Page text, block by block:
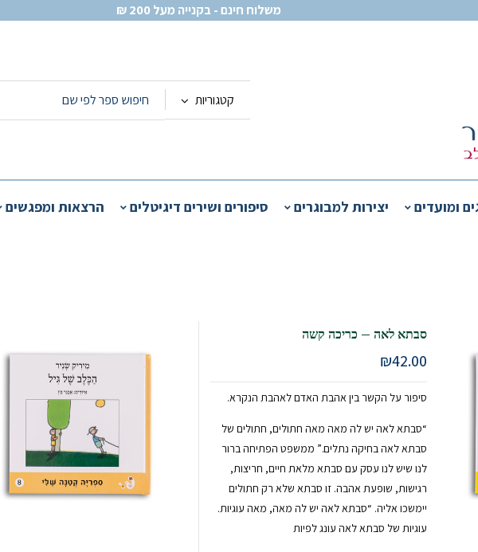
משלוח חינם - בקנייה מעל 200 ₪
קטגוריות
ומועדים יצירות למבוגרים סיפורים ושירים דיגיטלים הרצאות ומפגשים
סבתא לאה – כריכה קשה
₪42.00
סיפור על הקשר בין אהבת האדם לאהבת הנקרא.
“סבתא לאה יש לה מאה מאה חתולים, חתולים של
סבתא לאה בחיקה נתלים.” ממשפט הפתיחה ברור
לנו שיש לנו עסק עם סבתא מלאת חיים, חריצות,
רגישות, שופעת אהבה. זו סבתא שלא רק חתולים
יימשכו אליה. “סבתא לאה יש לה מאה, מאה עוגיות.
עוגיות של סבתא לאה עונג לפיות